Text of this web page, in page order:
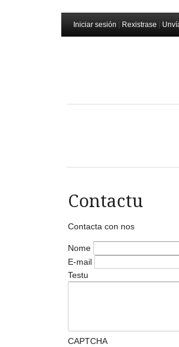
Iniciar sesión Rexistrase
Contactu
Contacta con nos
Nome
E-mail
Testu
CAPTCHA